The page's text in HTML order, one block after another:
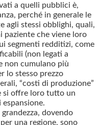
a quelli pubblici è,
perché in generale le
agli stessi obblighi, quali,
paziente che viene loro
segmenti redditizi, come
(non legati a
non cumulano più
lo stesso prezzo
“costi di produzione”
si offre loro tutto un
dovendo
una regione, sono